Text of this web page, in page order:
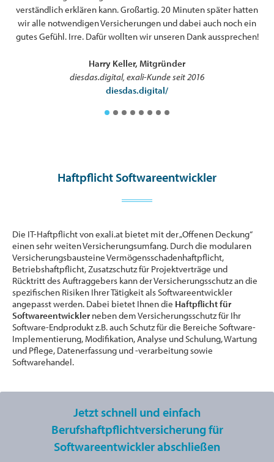
verständlich erklären kann. Großartig. 20 Minuten später hatten
wir alle notwendigen Versicherungen und dabei auch noch ein
gutes Gefühl. Irre. Dafür wollten wir unseren Dank aussprechen!
Harry Keller, Mitgründer
diesdas.digital, exali-Kunde seit 2016
diesdas.digital/
Haftpflicht Softwareentwickler
Die IT-Haftpflicht von exali.at bietet mit der „Offenen Deckung“
einen sehr weiten Versicherungsumfang. Durch die modularen
Versicherungsbausteine Vermögensschadenhaftpflicht,
Betriebshaftpflicht, Zusatzschutz für Projektverträge und
Rücktritt des Auftraggebers kann der Versicherungsschutz an die
spezifischen Risiken Ihrer Tätigkeit als Softwareentwickler
angepasst werden. Dabei bietet Ihnen die Haftpflicht für
Softwareentwickler neben dem Versicherungsschutz für Ihr
Software-Endprodukt z.B. auch Schutz für die Bereiche Software-
Implementierung, Modifikation, Analyse und Schulung, Wartung
und Pflege, Datenerfassung und -verarbeitung sowie
Softwarehandel.
Jetzt schnell und einfach
Berufshaftpflichtversicherung für
Softwareentwickler abschließen